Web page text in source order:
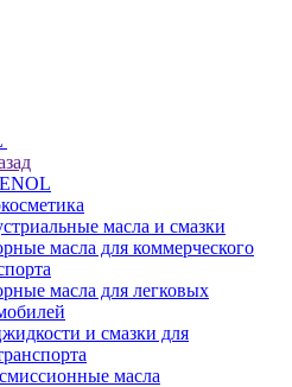
масла и смазки
масла для коммерческого
масла для легковых
и смазки для
масла